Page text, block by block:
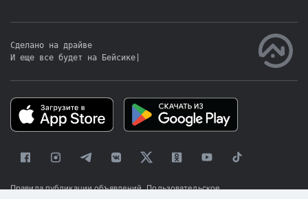
Сделано на драйве
И еще все будет на Бейсике
Правила публикации объявлений Пользовательское